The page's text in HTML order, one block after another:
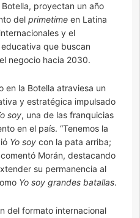
proyectan un año
del primetime en Latina
y el
que buscan
negocio hacia 2030.
en la Botella atraviesa un
y estratégica impulsado
soy, una de las franquicias
en el país. “Tenemos la
Yo soy con la pata arriba;
Morán, destacando
su permanencia al
Yo soy grandes batallas.
del formato internacional